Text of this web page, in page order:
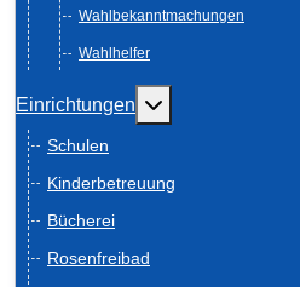
Wahlbekanntmachungen
Wahlhelfer
Einrichtungen Weitere
Schulen
Kinderbetreuung
Bücherei
Rosenfreibad